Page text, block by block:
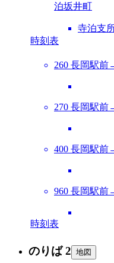
泊坂井町
寺泊支
時刻表
260 長岡駅
270 長岡駅
400 長岡駅
960 長岡駅
時刻表
のりば 2 地図